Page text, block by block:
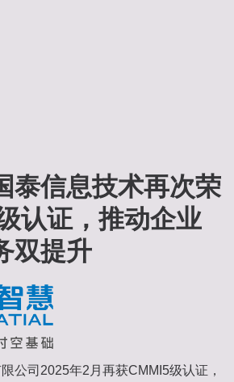
泰信息技术再次荣
认证，推动企业
双提升
公司2025年2月再获CMMI5级认证，